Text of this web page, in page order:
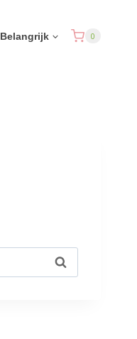
Belangrijk 0